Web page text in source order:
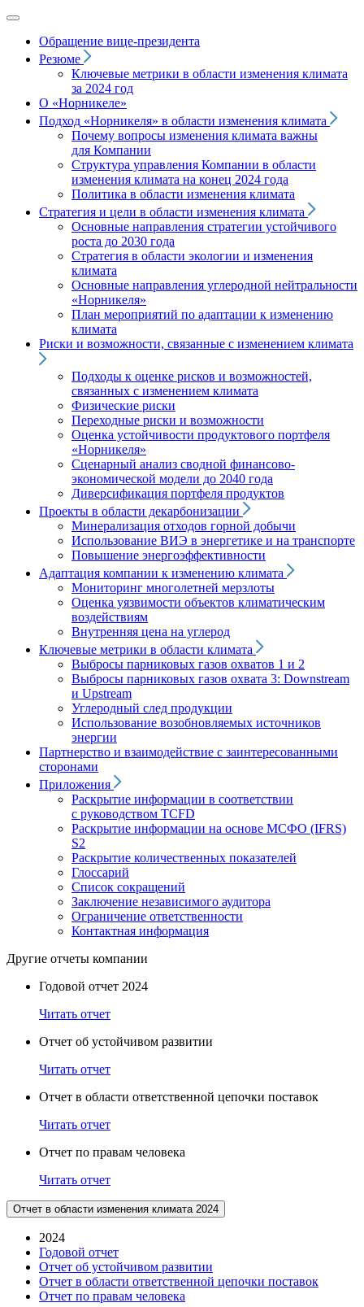
Обращение вице‑президента
Резюме
Ключевые метрики в области изменения климата
за 2024 год
О «Норникеле»
Подход «Норникеля» в области изменения климата
Почему вопросы изменения климата важны
для Компании
Структура управления Компании в области
изменения климата на конец 2024 года
Политика в области изменения климата
Стратегия и цели в области изменения климата
Основные направления стратегии устойчивого
роста до 2030 года
Стратегия в области экологии и изменения
климата
Основные направления углеродной нейтральности
«Норникеля»
План мероприятий по адаптации к изменению
климата
Риски и возможности, связанные с изменением климата
Подходы к оценке рисков и возможностей,
связанных с изменением климата
Физические риски
Переходные риски и возможности
Оценка устойчивости продуктового портфеля
«Норникеля»
Сценарный анализ сводной финансово-
экономической модели до 2040 года
Диверсификация портфеля продуктов
Проекты в области декарбонизации
Минерализация отходов горной добычи
Использование ВИЭ в энергетике и на транспорте
Повышение энергоэффективности
Адаптация компании к изменению климата
Мониторинг многолетней мерзлоты
Оценка уязвимости объектов климатическим
воздействиям
Внутренняя цена на углерод
Ключевые метрики в области климата
Выбросы парниковых газов охватов 1 и 2
Выбросы парниковых газов охвата 3: Downstream
и Upstream
Углеродный след продукции
Использование возобновляемых источников
энергии
Партнерство и взаимодействие с заинтересованными
сторонами
Приложения
Раскрытие информации в соответствии
с руководством TCFD
Раскрытие информации на основе МСФО (IFRS)
S2
Раскрытие количественных показателей
Глоссарий
Список сокращений
Заключение независимого аудитора
Ограничение ответственности
Контактная информация
Другие отчеты компании
Годовой отчет 2024
Читать отчет
Отчет об устойчивом развитии
Читать отчет
Отчет в области ответственной цепочки поставок
Читать отчет
Отчет по правам человека
Читать отчет
Отчет в области изменения климата 2024
2024
Годовой отчет
Отчет об устойчивом развитии
Отчет в области ответственной цепочки поставок
Отчет по правам человека